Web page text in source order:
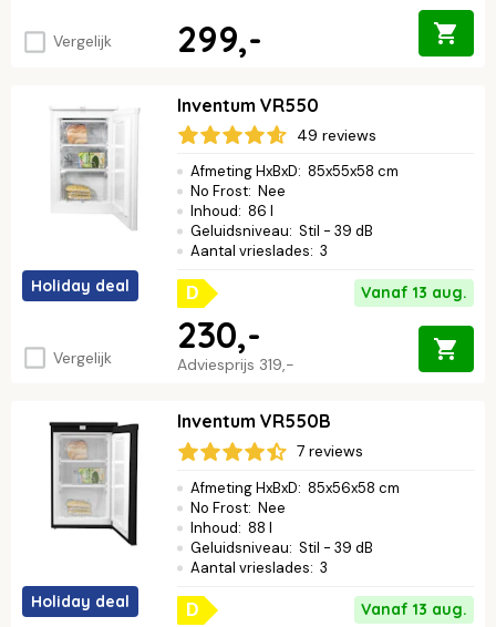
Vergelijk 299,-
Holiday deal
Vergelijk
Inventum VR550
49 reviews
Afmeting HxBxD: 85x55x58 cm
No Frost: Nee
Inhoud: 86 l
Geluidsniveau: Stil - 39 dB
Aantal vrieslades: 3
D Vanaf 13 aug.
Adviesprijs 319,-
230,-
Holiday deal
Inventum VR550B
7 reviews
Afmeting HxBxD: 85x56x58 cm
No Frost: Nee
Inhoud: 88 l
Geluidsniveau: Stil - 39 dB
Aantal vrieslades: 3
D Vanaf 13 aug.